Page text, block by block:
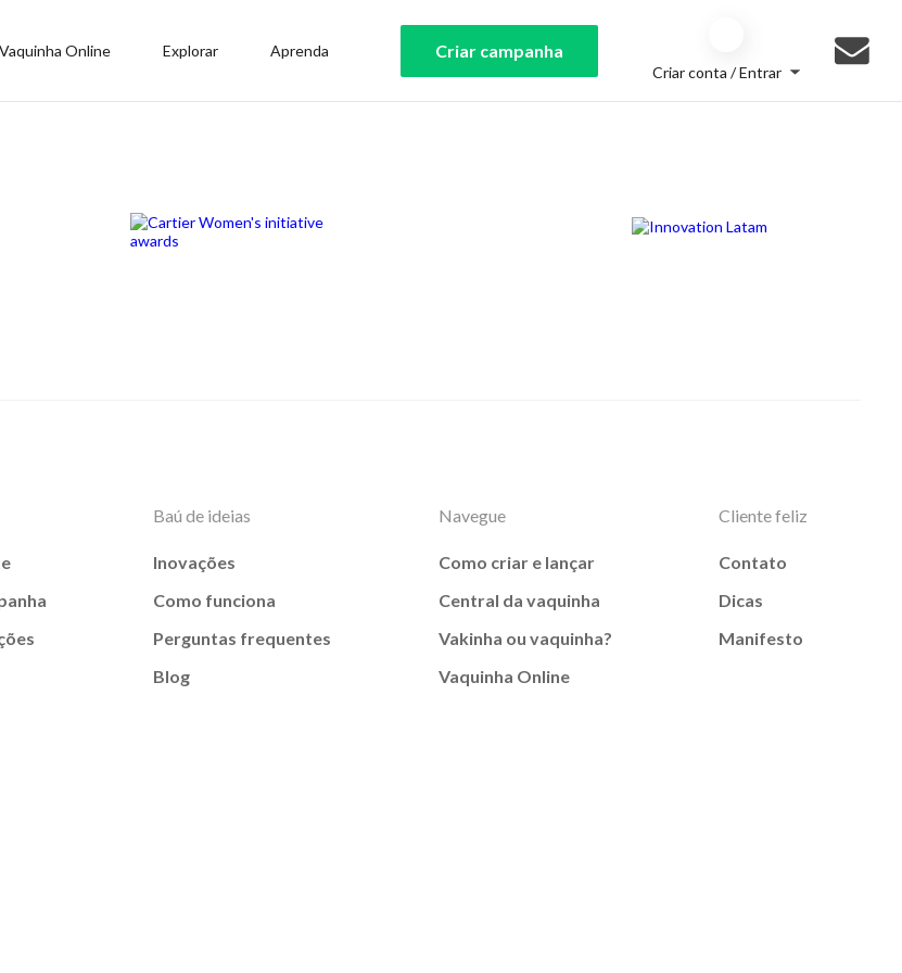
Vaquinha Online Explorar Aprenda Criar campanha
Criar conta / Entrar
Baú de ideias
Inovações
Como funciona
Perguntas frequentes
Blog
Navegue
Como criar e lançar
Central da vaquinha
Vakinha ou vaquinha?
Vaquinha Online
Cliente feliz
Contato
Dicas
Manifesto